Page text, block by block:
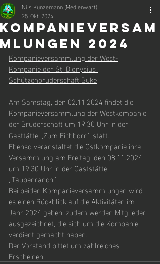
Kompanieversam
mlungen 2024
Nils Kunzemann (Medienwart)
25. Okt. 2024
Kompanieversammlung der West-
Kompanie der St. Dionysius
Schützenbruderschaft Buke
Am Samstag, den 02.11.2024 findet die
Kompanieversammlung der Westkompanie
der Bruderschaft um 19:30 Uhr in der
Gasttätte ,,Zum Eichborn'' statt.
Ebenso veranstaltet die Ostkompanie ihre
Versammlung am Freitag, den 08.11.2024
um 19:30 Uhr in der Gaststätte
,,Taubenranch''.
Bei beiden Kompanieversammlungen wird
es einen Rückblick auf die Aktivitäten im
Jahr 2024 geben, zudem werden Mitglieder
ausgezeichnet, die sich um die Kompanie
verdient gemacht haben.
Der Vorstand bittet um zahlreiches
Erscheinen.